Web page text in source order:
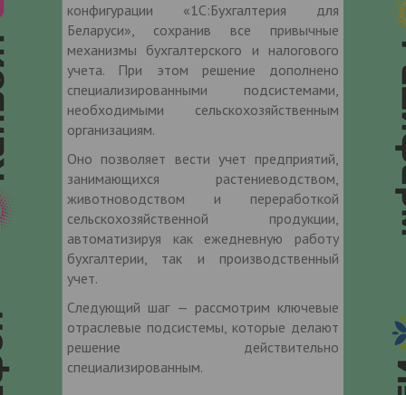
конфигурации «1С:Бухгалтерия для
Беларуси», сохранив все привычные
механизмы бухгалтерского и налогового
учета. При этом решение дополнено
специализированными подсистемами,
необходимыми сельскохозяйственным
организациям.
Оно позволяет вести учет предприятий,
занимающихся растениеводством,
животноводством и переработкой
сельскохозяйственной продукции,
автоматизируя как ежедневную работу
бухгалтерии, так и производственный
учет.
Следующий шаг — рассмотрим ключевые
отраслевые подсистемы, которые делают
решение действительно
специализированным.